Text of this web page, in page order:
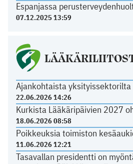
Espanjassa
07.12.2025 13:59
Ajankohtaista yksityissektorilta
22.06.2026 14:26
Kurkista Lääkäripäivien 2027
18.06.2026 08:58
Poikkeuksia toimiston
11.06.2026 12:21
Tasavallan presidentti on